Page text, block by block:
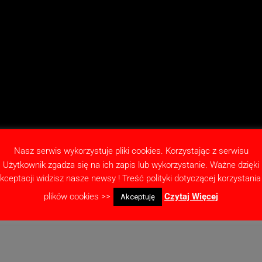
Nasz serwis wykorzystuje pliki cookies. Korzystając z serwisu
Użytkownik zgadza się na ich zapis lub wykorzystanie. Ważne dzięki
widzisz nasze newsy ! Treść polityki dotyczącej
plików cookies >>
Akceptuję Czytaj Więcej